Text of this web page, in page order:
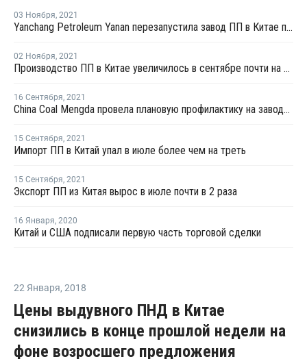
03 Ноября, 2021
Yanchang Petroleum Yanan перезапустила завод ПП в Китае после планового ремонта
02 Ноября, 2021
Производство ПП в Китае увеличилось в сентябре почти на 9%
16 Сентября, 2021
China Coal Mengda провела плановую профилактику на заводе ПП в Ордосе
15 Сентября, 2021
Импорт ПП в Китай упал в июле более чем на треть
15 Сентября, 2021
Экспорт ПП из Китая вырос в июле почти в 2 раза
16 Января, 2020
Китай и США подписали первую часть торговой сделки
22 Января, 2018
Цены выдувного ПНД в Китае
снизились в конце прошлой недели на
фоне возросшего предложения